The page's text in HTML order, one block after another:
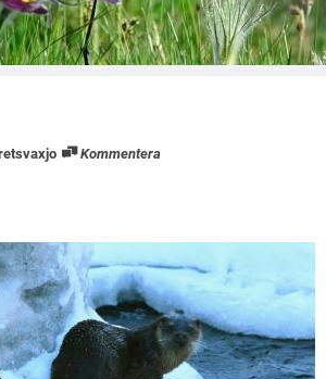
Arkiv
Skogsprojektet
Kommentera